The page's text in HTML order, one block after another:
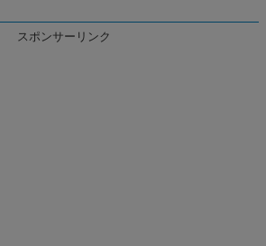
スポンサーリンク